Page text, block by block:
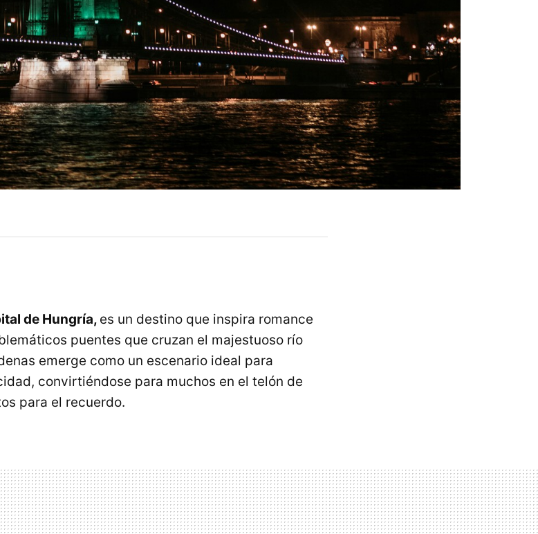
de Hungría, es un destino que inspira romance
puentes que cruzan el majestuoso río
emerge como un escenario ideal para
convirtiéndose para muchos en el telón de
para el recuerdo.